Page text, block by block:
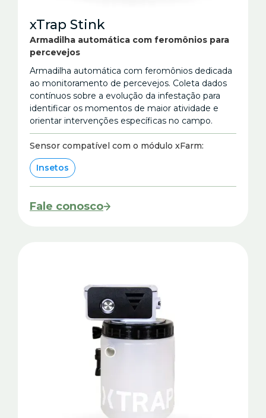
xTrap Stink
Armadilha automática com feromônios para
percevejos
Armadilha automática com feromônios dedicada
ao monitoramento de percevejos. Coleta dados
contínuos sobre a evolução da infestação para
identificar os momentos de maior atividade e
orientar intervenções específicas no campo.
Sensor compatível com o módulo xFarm:
Insetos
Fale conosco